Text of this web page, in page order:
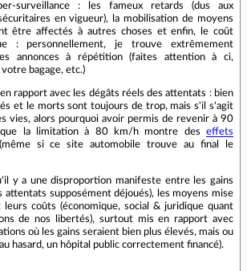
surveillance : les fameux retards (dus aux
en vigueur), la mobilisation de moyens
être affectés à autres choses et enfin, le coût
: personnellement, je trouve extrêmement
annonces à répétition (faites attention à ci,
bagage, etc.)
rapport avec les dégâts réels des attentats : bien
et le morts sont toujours de trop, mais s'il s'agit
vies, alors pourquoi avoir permis de revenir à 90
la limitation à 80 km/h montre des effets
si ce site automobile trouve au final le
y a une disproportion manifeste entre les gains
attentats supposément déjoués), les moyens mise
coûts (économique, social & juridique quant
de nos libertés), surtout mis en rapport avec
où les gains seraient bien plus élevés, mais ou
hasard, un hôpital public correctement financé).